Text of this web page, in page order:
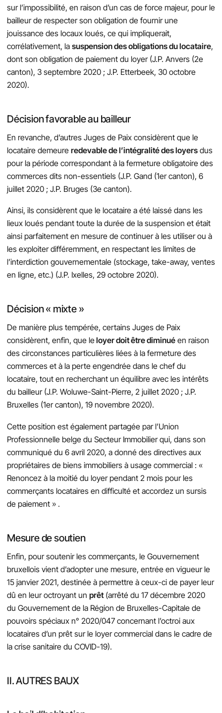
sur l’impossibilité, en raison d’un cas de force majeur, pour le
bailleur de respecter son obligation de fournir une
jouissance des locaux loués, ce qui impliquerait,
corrélativement, la suspension des obligations du locataire,
dont son obligation de paiement du loyer (J.P. Anvers (2e
canton), 3 septembre 2020 ; J.P. Etterbeek, 30 octobre
2020).
Décision favorable au bailleur
En revanche, d’autres Juges de Paix considèrent que le
locataire demeure redevable de l’intégralité des loyers dus
pour la période correspondant à la fermeture obligatoire des
commerces dits non-essentiels (J.P. Gand (1er canton), 6
juillet 2020 ; J.P. Bruges (3e canton).
Ainsi, ils considèrent que le locataire a été laissé dans les
lieux loués pendant toute la durée de la suspension et était
ainsi parfaitement en mesure de continuer à les utiliser ou à
les exploiter différemment, en respectant les limites de
l’interdiction gouvernementale (stockage, take-away, ventes
en ligne, etc.) (J.P. Ixelles, 29 octobre 2020).
Décision « mixte »
De manière plus tempérée, certains Juges de Paix
considèrent, enfin, que leloyer doit être diminué en raison
des circonstances particulières liées à la fermeture des
commerces et à la perte engendrée dans le chef du
locataire, tout en recherchant un équilibre avec les intérêts
du bailleur (J.P. Woluwe-Saint-Pierre, 2 juillet 2020 ; J.P.
Bruxelles (1er canton), 19 novembre 2020).
Cette position est également partagée par l’Union
Professionnelle belge du Secteur Immobilier qui, dans son
communiqué du 6 avril 2020, a donné des directives aux
propriétaires de biens immobiliers à usage commercial : «
Renoncez à la moitié du loyer pendant 2 mois pour les
commerçants locataires en difficulté et accordez un sursis
de paiement » .
Mesure de soutien
Enfin, pour soutenir les commerçants, le Gouvernement
bruxellois vient d’adopter une mesure, entrée en vigueur le
15 janvier 2021, destinée à permettre à ceux-ci de payer leur
dû en leur octroyant un prêt (arrêté du 17 décembre 2020
du Gouvernement de la Région de Bruxelles-Capitale de
pouvoirs spéciaux n° 2020/047 concernant l’octroi aux
locataires d’un prêt sur le loyer commercial dans le cadre de
la crise sanitaire du COVID-19).
II. AUTRES BAUX